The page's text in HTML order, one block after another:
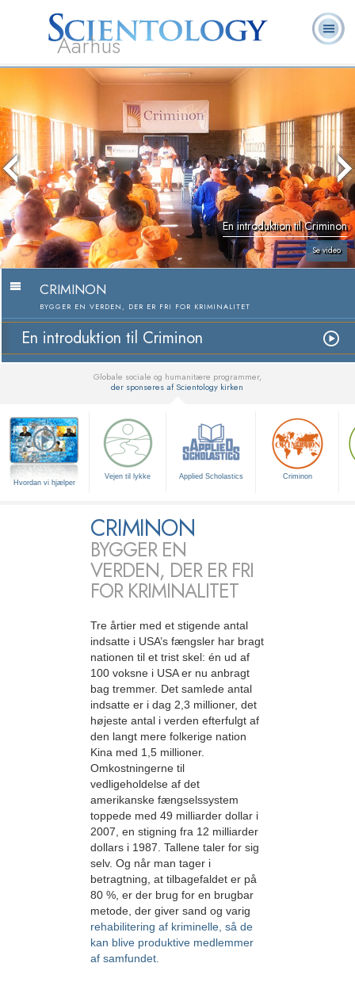
Aarhus
Hvad er
Scientology?
Frivillige
Hjælpere
Ofte stillede
En introduktion til Criminon
Se video
CRIMINON
BYGGER EN VERDEN, DER ER FRI FOR KRIMINALITET
En introduktion til Criminon
Globale sociale og humanitære programmer,
der sponseres af Scientology kirken
Hvordan vi hjælper
Vejen til lykke Applied Scholastics Criminon
CRIMINON
BYGGER EN
VERDEN, DER ER FRI
FOR KRIMINALITET
Tre årtier med et stigende antal
indsatte i USA’s fængsler har bragt
nationen til et trist skel: én ud af
100 voksne i USA er nu anbragt
bag tremmer. Det samlede antal
indsatte er i dag 2,3 millioner, det
højeste antal i verden efterfulgt af
den langt mere folkerige nation
Kina med 1,5 millioner.
Omkostningerne til
vedligeholdelse af det
amerikanske fængselssystem
toppede med 49 milliarder dollar i
2007, en stigning fra 12 milliarder
dollars i 1987. Tallene taler for sig
selv. Og når man tager i
betragtning, at tilbagefaldet er på
80 %, er der brug for en brugbar
metode, der giver sand og varig
rehabilitering af kriminelle, så de
kan blive produktive medlemmer
af samfundet.